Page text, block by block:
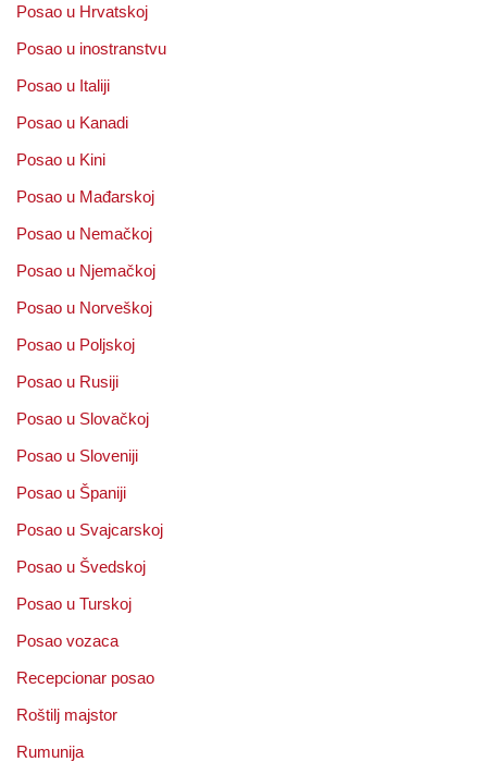
Posao u Hrvatskoj
Posao u inostranstvu
Posao u Italiji
Posao u Kanadi
Posao u Kini
Posao u Mađarskoj
Posao u Nemačkoj
Posao u Njemačkoj
Posao u Norveškoj
Posao u Poljskoj
Posao u Rusiji
Posao u Slovačkoj
Posao u Sloveniji
Posao u Španiji
Posao u Svajcarskoj
Posao u Švedskoj
Posao u Turskoj
Posao vozaca
Recepcionar posao
Roštilj majstor
Rumunija